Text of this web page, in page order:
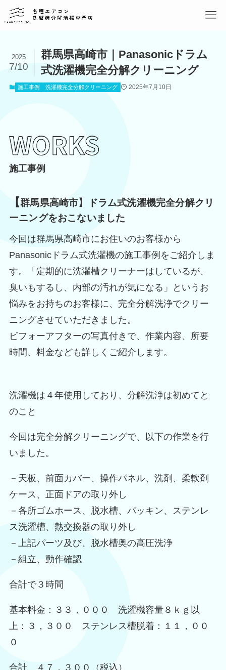
群馬県高崎市｜Panasonicドラム
式洗濯機完全分解クリーニング
2025
7/10
施工事例 洗濯機完全分解クリーニング 2025年7月10日
施工事例
【群馬県高崎市】ドラム式洗濯機完全分解クリ
ーニングをおこないました
今回は群馬県高崎市にお住いのお客様から
Panasonicドラム式洗濯機の施工事例をご紹介しま
す。「定期的に洗濯槽クリーナーはしているが、
臭いもするし、内部の汚れが気になる」というお
悩みをお持ちのお客様に、完全分解洗浄でクリー
ニングさせていただきました。
ビフォーアフターの写真付きで、作業内容、所要
時間、料金なども詳しくご紹介します。
洗濯機は４年使用しており、分解洗浄は初めてと
のこと
今回は完全分解クリーニングで、以下の作業を行
いました。
－天板、前面カバー、操作パネル、洗剤、柔軟剤
ケース、正面ドアの取り外し
－各所ゴムホース、脱水槽、パッキン、ステンレ
ス洗濯槽、熱交換器の取り外し
－上記パーツ及び、脱水槽奥の高圧洗浄
－組立、動作確認
合計で３時間
基本料金：３３，０００ 洗濯機容量８ｋｇ以
上：３，３００ ステンレス槽脱着：１１，００
０
合計 ４７，３００（税込）